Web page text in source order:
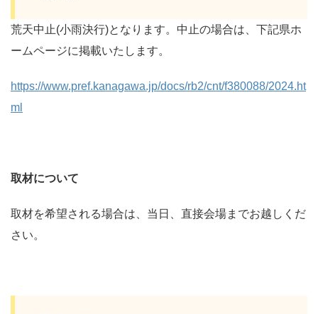
荒天中止(小雨決行)となります。中止の場合は、下記県ホ
ームページに掲載いたします。
https://www.pref.kanagawa.jp/docs/rb2/cnt/f380088/2024.ht
ml
取材について
取材を希望される場合は、当日、直接会場までお越しくだ
さい。